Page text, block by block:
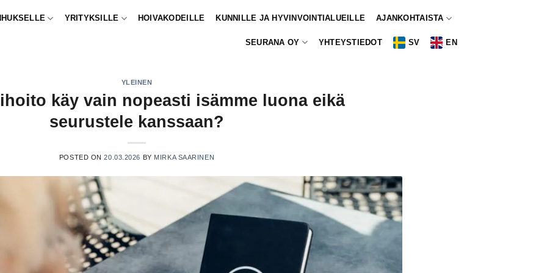
YRITYKSILLE HOIVAKODEILLE KUNNILLE JA HYVINVOINTIALUEILLE AJANKOHTAISTA
SEURANA OY YHTEYSTIEDOT SV EN
YLEINEN
käy vain nopeasti isämme luona eikä
seurustele kanssaan?
POSTED ON20.03.2026 BY MIRKA SAARINEN